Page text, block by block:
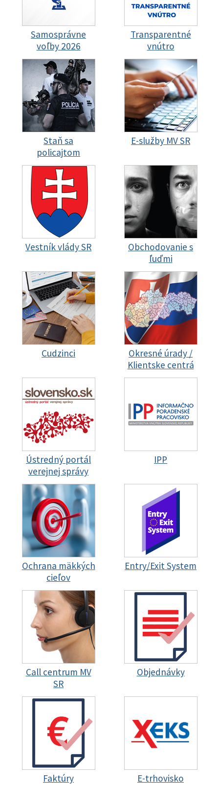
Samosprávne
voľby 2026
Transparentné
vnútro
Staň sa
policajtom
E-služby MV SR
Vestník vlády SR
Obchodovanie s
ľuďmi
Cudzinci
Okresné úrady /
Klientske centrá
Ústredný portál
verejnej správy
IPP
Ochrana mäkkých
cieľov
Entry/Exit System
Call centrum MV
SR
Objednávky
Faktúry E-trhovisko